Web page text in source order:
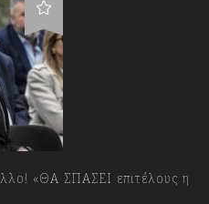
«ΘΑ ΣΠΑΣΕΙ επιτέλους η